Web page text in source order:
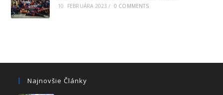
10. FEBRUÁRA 2023 / 0 COMMENTS
Najnovšie Články